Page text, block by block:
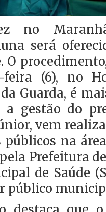
no
será
O
(6), no
Guarda, é
a gestão do
vem
públicos na
Prefeitura
de Saúde
público